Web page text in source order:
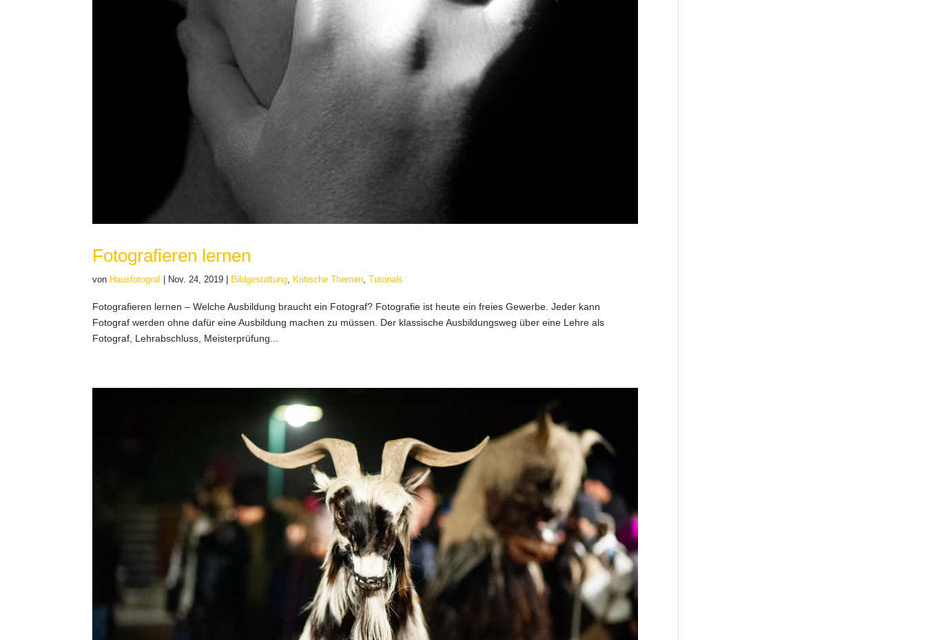
Fotografieren lernen
von Hausfotograf Nov. 24, 2019 Bildgestaltung Kritische Themen ,Tutorials
Fotografieren lernen – Welche Ausbildung braucht ein Fotograf? Fotografie ist heute ein freies Gewerbe. Jeder kann
Fotograf werden ohne dafür eine Ausbildung machen zu müssen. Der klassische Ausbildungsweg über eine Lehre als
Fotograf, Lehrabschluss, Meisterprüfung...